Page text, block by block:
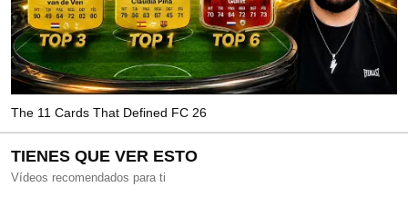
The 11 Cards That Defined FC 26
TIENES QUE VER ESTO
Vídeos recomendados para ti